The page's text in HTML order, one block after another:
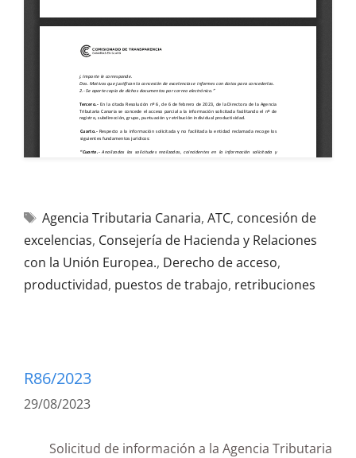
Agencia Tributaria Canaria, ATC, concesión de
excelencias, Consejería de Hacienda y Relaciones
con la Unión Europea., Derecho de acceso,
productividad, puestos de trabajo, retribuciones
R86/2023
29/08/2023
Solicitud de información a la Agencia Tributaria